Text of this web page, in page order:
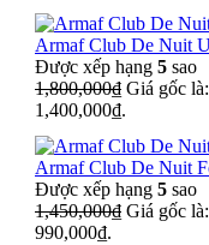
Armaf Club De Nuit
Được xếp hạng 5 sao
1,800,000₫ Giá gốc
1,400,000₫.
Armaf Club De Nuit
Được xếp hạng 5 sao
1,450,000₫ Giá gốc
990,000₫.